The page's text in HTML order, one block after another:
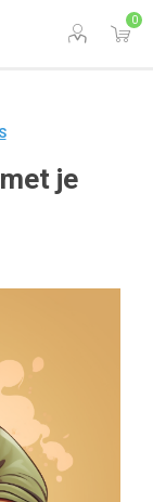
0
je